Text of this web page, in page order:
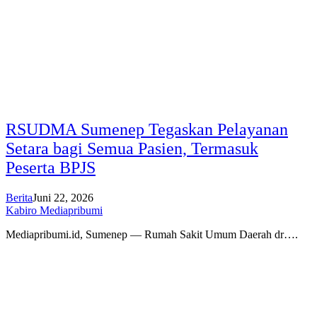
RSUDMA Sumenep Tegaskan Pelayanan
Setara bagi Semua Pasien, Termasuk
Peserta BPJS
BeritaJuni 22, 2026
Kabiro Mediapribumi
Mediapribumi.id, Sumenep — Rumah Sakit Umum Daerah dr….